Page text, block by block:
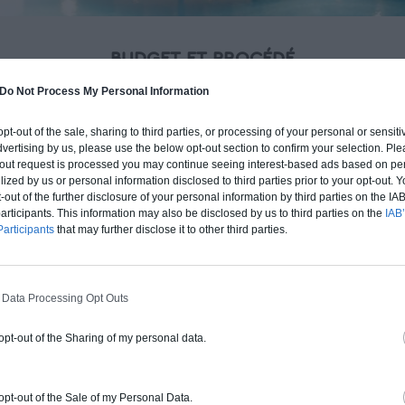
Do Not Process My Personal Information
out of the sale, sharing to third parties, or processing of your personal or
by us, please use the below opt-out section to confirm your selection.
request is processed you may continue seeing interest-based ads based on
by us or personal information disclosed to third parties prior to your opt-out.
of the further disclosure of your personal information by third parties on the
This information may also be disclosed by us to third parties on the
that may further disclose it to other third parties.
Processing Opt Outs
opt-out of the Sharing of my personal data.
opt-out of the Sale of my Personal Data.
BUDGET ET PROCÉDÉ
un chiffrage estimatif pour la construction de cette
type de livraison souhaité : auto-construction, clos
d'air) ou clé en main.
Auto-construction Clos couvert Clé en main
Construction ossature bois
Chiffrage estimatif pour : Fondations et
ossature bois isolé. Finitions haut de
peinture, sols...), mais exclut piscine, jardin